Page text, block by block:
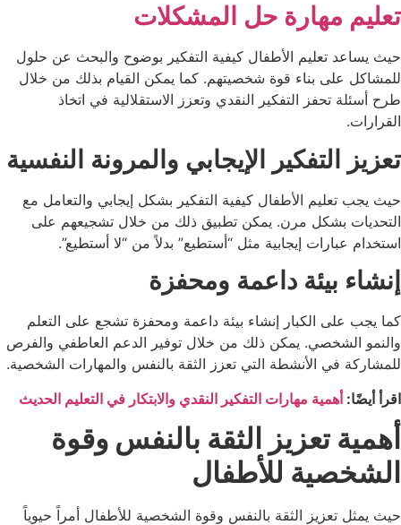
تعليم مهارة حل المشكلات
حيث يساعد تعليم الأطفال كيفية التفكير بوضوح والبحث عن حلول
للمشاكل على بناء قوة شخصيتهم. كما يمكن القيام بذلك من خلال
طرح أسئلة تحفز التفكير النقدي وتعزز الاستقلالية في اتخاذ
القرارات.
تعزيز التفكير الإيجابي والمرونة النفسية
حيث يجب تعليم الأطفال كيفية التفكير بشكل إيجابي والتعامل مع
التحديات بشكل مرن. يمكن تطبيق ذلك من خلال تشجيعهم على
استخدام عبارات إيجابية مثل “أستطيع” بدلاً من “لا أستطيع”.
إنشاء بيئة داعمة ومحفزة
كما يجب على الكبار إنشاء بيئة داعمة ومحفزة تشجع على التعلم
والنمو الشخصي. يمكن ذلك من خلال توفير الدعم العاطفي والفرص
للمشاركة في الأنشطة التي تعزز الثقة بالنفس والمهارات الشخصية.
اقرأ أيضًا:أهمية مهارات التفكير النقدي والابتكار في التعليم الحديث
أهمية تعزيز الثقة بالنفس وقوة
الشخصية للأطفال
حيث يمثل تعزيز الثقة بالنفس وقوة الشخصية للأطفال أمراً حيوياً